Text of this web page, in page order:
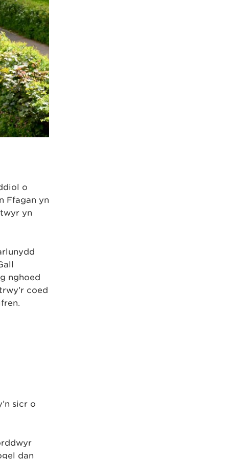
o
Ffagan yn
yn
nghoed
coed
sicr o
dan